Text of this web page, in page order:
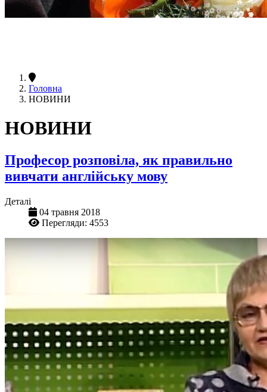
Головна
НОВИНИ
НОВИНИ
Професор розповіла, як правильно
вивчати англійську мову
Деталі
04 травня 2018
Перегляди: 4553